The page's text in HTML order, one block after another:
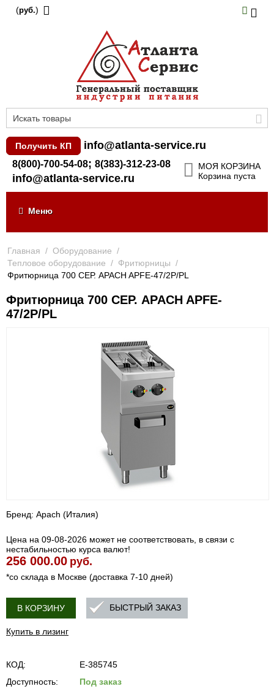
(руб.)
Получить КП info@atlanta-service.ru
8(800)-700-54-08; 8(383)-312-23-08
info@atlanta-service.ru
МОЯ КОРЗИНА
Корзина пуста
Меню
Главная / Оборудование /
Тепловое оборудование / Фритюрницы /
Фритюрница 700 СЕР. APACH APFE-47/2P/PL
Фритюрница 700 СЕР. APACH APFE-
47/2P/PL
Бренд: Apach (Италия)
Цена на 09-08-2026 может не соответствовать, в связи с
нестабильностью курса валют!
256 000.00 руб.
*со склада в Москве (доставка 7-10 дней)
В КОРЗИНУ
Купить в лизинг
БЫСТРЫЙ ЗАКАЗ
КОД:
E-385745
Доступность:
Под заказ